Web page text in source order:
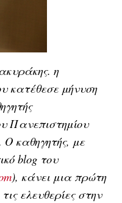
η
κατέθεσε μήνυση
Πανεπιστημίου
Ο καθηγητής, με
blog του
), κάνει μια πρώτη
ελευθερίες στην